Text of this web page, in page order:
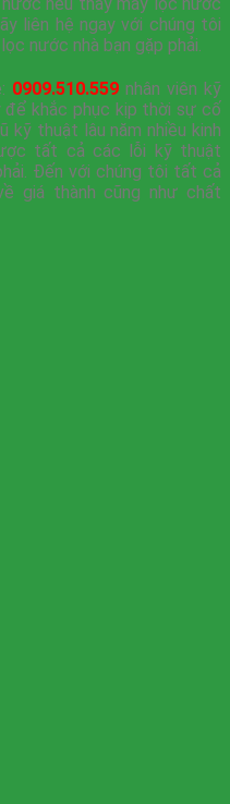
liên hệ ngay với chúng tôi
nước nhà bạn gặp phải.
0909.510.559 nhân viên kỹ
khắc phục kịp thời sự cố
kỹ thuật lâu năm nhiều kinh
tất cả các lỗi kỹ thuật
Đến với chúng tôi tất cả
giá thành cũng như chất